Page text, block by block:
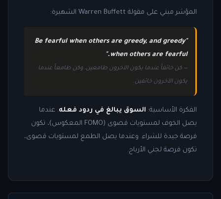
المؤشر مبني على مقولة Warren Buffett الشهيرة:
"Be fearful when others are greedy, and greedy
when others are fearful."
— كن خائفاً عندما يكون الآخرون طامعين، وكن طامعاً عندما
يكون الآخرون خائفين.
الفكرة الأساسية: السوق يبالغ في ردود فعله. عندما
يصل الخوف لمستويات قصوى (FOMO المعكوس)، تكون
فرصة جيدة للشراء. وعندما يصل الطمع لمستويات قصوى،
تكون فرصة لجني الأرباح.